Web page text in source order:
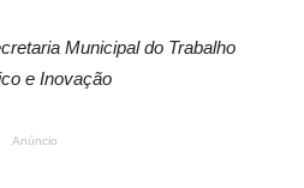
Municipal do Trabalho
e Inovação
Anúncio